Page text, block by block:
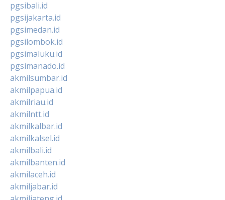
pgsibali.id
pgsijakarta.id
pgsimedan.id
pgsilombok.id
pgsimaluku.id
pgsimanado.id
akmilsumbar.id
akmilpapua.id
akmilriau.id
akmilntt.id
akmilkalbar.id
akmilkalsel.id
akmilbali.id
akmilbanten.id
akmilaceh.id
akmiljabar.id